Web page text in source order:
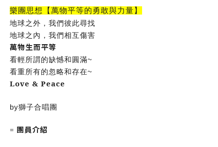
樂團思想【萬物平等的勇敢與力量】
地球之外，我們彼此尋找
地球之內，我們相互傷害
萬物生而平等
看輕所謂的缺憾和圓滿~
看重所有的忽略和存在~
Love & Peace
by獅子合唱團
= 團員介紹